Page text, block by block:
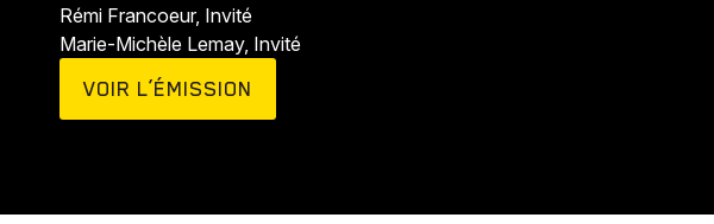
Rémi Francoeur, Invité
Marie-Michèle Lemay, Invité
VOIR L’ÉMISSION